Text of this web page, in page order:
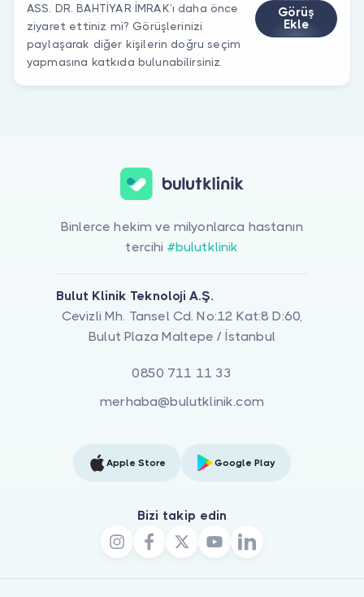
ASS. DR. BAHTİYAR İMRAK’ı daha önce
ziyaret ettiniz mi? Görüşlerinizi
paylaşarak diğer kişilerin doğru seçim
yapmasına katkıda bulunabilirsiniz.
Görüş
Ekle
Binlerce hekim ve milyonlarca hastanın
tercihi #bulutklinik
Bulut Klinik Teknoloji A.Ş.
Cevizli Mh. Tansel Cd. No:12 Kat:8 D:60,
Bulut Plaza Maltepe / İstanbul
0850 711 11 33
merhaba@bulutklinik.com
Apple Store Google Play
Bizi takip edin